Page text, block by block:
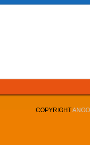
COPYRIGHT